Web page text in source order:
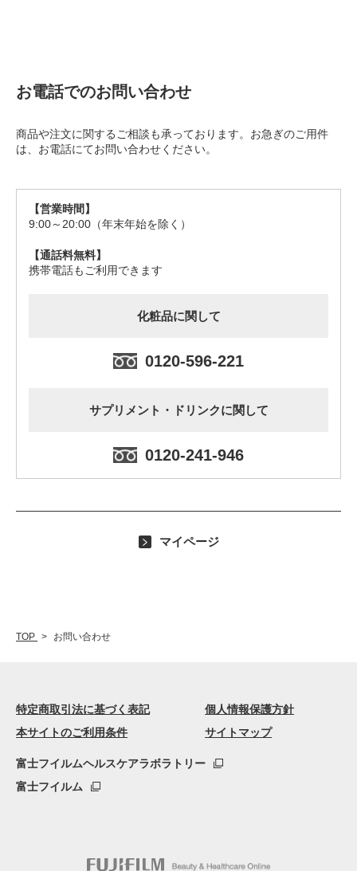
いただけない場合は、お問合わせの対応に支障をきたすこ
とがあります。
以上の内容をご確認の上、同意される場合は「同意する」
にチェックをしてください。
※同意いただけない場合は、大変申し訳ございませんが、
お電話でのお問い合わせ
商品や注文に関するご相談も承っております。お急ぎのご用件
は、お電話にてお問い合わせください。
【営業時間】
9:00～20:00（年末年始を除く）
【通話料無料】
携帯電話もご利用できます
化粧品に関して
0120-596-221
サプリメント・ドリンクに関して
0120-241-946
マイページ
TOP お問い合わせ
特定商取引法に基づく表記
個人情報保護方針
本サイトのご利用条件
サイトマップ
富士フイルムヘルスケアラボラトリー
富士フイルム